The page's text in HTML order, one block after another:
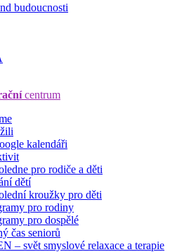
budoucnosti
centrum
kalendáři
pro rodiče a děti
dětí
kroužky pro děti
pro rodiny
pro dospělé
čas seniorů
– svět smyslové relaxace a terapie